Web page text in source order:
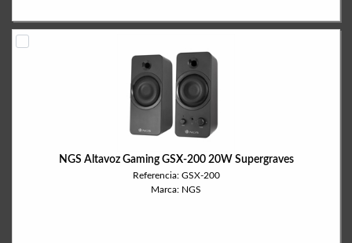
NGS Altavoz Gaming GSX-200 20W Supergraves
Referencia: GSX-200
Marca: NGS